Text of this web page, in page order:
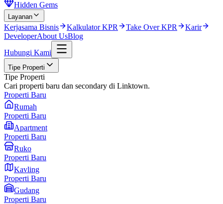
Hidden Gems
Layanan
Kerjasama Bisnis Kalkulator KPR Take Over KPR
Karir
DeveloperAbout UsBlog
Hubungi Kami
Tipe Properti
Tipe Properti
Cari properti baru dan secondary di Linktown.
Properti Baru
Rumah
Properti Baru
Apartment
Properti Baru
Ruko
Properti Baru
Kavling
Properti Baru
Gudang
Properti Baru